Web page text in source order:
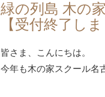
緑の列島 木の
【受付終了しま
皆さま、こんにちは。
今年も木の家スクール名